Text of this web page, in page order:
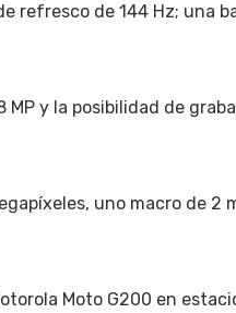
refresco de 144 Hz; una
y la posibilidad de
uno macro de 2
Moto G200 en